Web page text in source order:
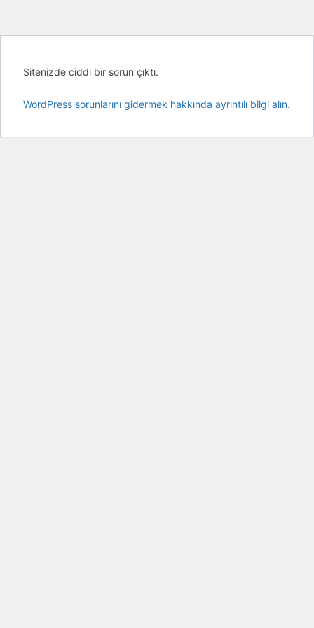
Sitenizde ciddi bir sorun çıktı.
WordPress sorunlarını gidermek hakkında ayrıntılı bilgi alın.